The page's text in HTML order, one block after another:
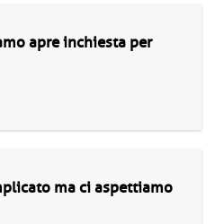
apre inchiesta per
ma ci aspettiamo